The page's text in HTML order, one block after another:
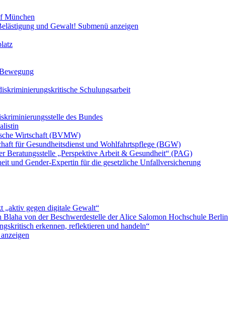
München
und Gewalt! Submenü anzeigen
Schulungsarbeit
des Bundes
Wirtschaft (BVMW)
für Gesundheitsdienst und Wohlfahrtspflege (BGW)
„Perspektive Arbeit & Gesundheit“ (PAG)
und Gender-Expertin für die gesetzliche Unfallversicherung
„aktiv gegen digitale Gewalt“
von der Beschwerdestelle der Alice Salomon Hochschule Berlin
erkennen, reflektieren und handeln“